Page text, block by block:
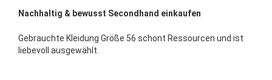
Nachhaltig & bewusst Secondhand einkaufen
Gebrauchte Kleidung Größe 56 schont Ressourcen und ist
liebevoll ausgewählt.